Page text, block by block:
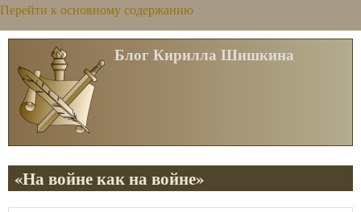
Перейти к основному содержанию
Блог Кирилла Шишкина
«На войне как на войне»